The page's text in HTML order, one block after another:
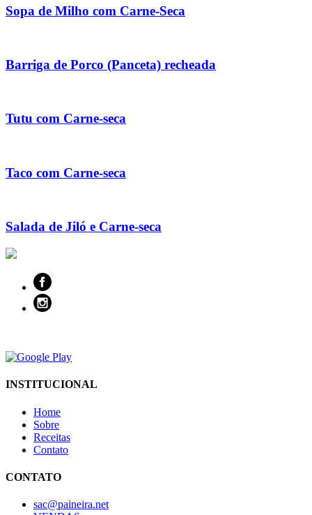
Sopa de Milho com Carne-Seca
Barriga de Porco (Panceta) recheada
Tutu com Carne-seca
Taco com Carne-seca
Salada de Jiló e Carne-seca
INSTITUCIONAL
Home
Sobre
Receitas
Contato
CONTATO
sac@paineira.net